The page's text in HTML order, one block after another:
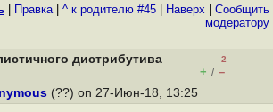
Правка| ^ к родителю #45 Наверх
Cообщить
модератору
дистрибутива
–2
+ / –
(??) on 27-Июн-18, 13:25